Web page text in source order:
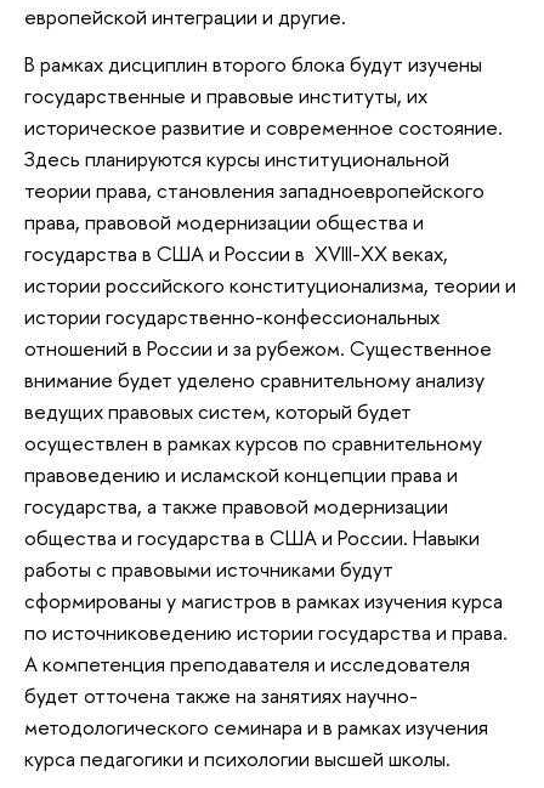
европейской интеграции и другие.
В рамках дисциплин второго блока будут изучены
государственные и правовые институты, их
историческое развитие и современное состояние.
Здесь планируются курсы институциональной
теории права, становления западноевропейского
права, правовой модернизации общества и
государства в США и России в XVIII-XX веках,
истории российского конституционализма, теории и
истории государственно-конфессиональных
отношений в России и за рубежом. Существенное
внимание будет уделено сравнительному анализу
ведущих правовых систем, который будет
осуществлен в рамках курсов по сравнительному
правоведению и исламской концепции права и
государства, а также правовой модернизации
общества и государства в США и России. Навыки
работы с правовыми источниками будут
сформированы у магистров в рамках изучения курса
по источниковедению истории государства и права.
А компетенция преподавателя и исследователя
будет отточена также на занятиях научно-
методологического семинара и в рамках изучения
курса педагогики и психологии высшей школы.